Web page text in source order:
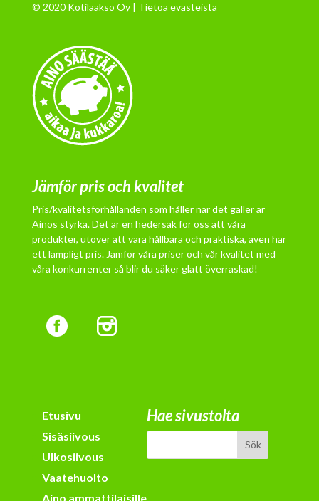
© 2020 Kotilaakso Oy | Tietoa evästeistä
Jämför pris och kvalitet
Pris/kvalitetsförhållanden som håller när det gäller är
Ainos styrka. Det är en hedersak för oss att våra
produkter, utöver att vara hållbara och praktiska, även har
ett lämpligt pris. Jämför våra priser och vår kvalitet med
våra konkurrenter så blir du säker glatt överraskad!
Etusivu
Sisäsiivous
Ulkosiivous
Vaatehuolto
Aino ammattilaisille
Hae sivustolta